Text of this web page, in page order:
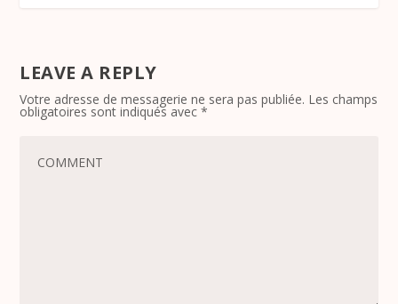
LEAVE A REPLY
Votre adresse de messagerie ne sera pas publiée. Les champs
obligatoires sont indiqués avec*